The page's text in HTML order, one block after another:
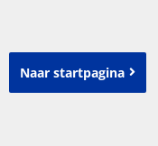
Naar startpagina